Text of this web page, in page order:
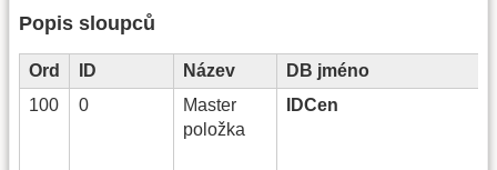
Popis sloupců
Ord ID Název
DB jméno
100
0
Master
položka
IDCen